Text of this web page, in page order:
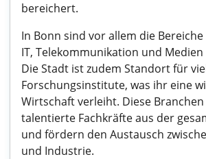
bereichert.
In Bonn sind vor allem die
IT, Telekommunikation und
Die Stadt ist zudem Standort für
Forschungsinstitute, was ihr eine
Wirtschaft verleiht. Diese Branchen
talentierte Fachkräfte aus der
und fördern den Austausch
und Industrie.